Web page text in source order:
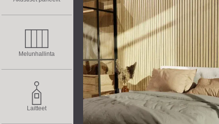
Melunhallinta
Laitteet